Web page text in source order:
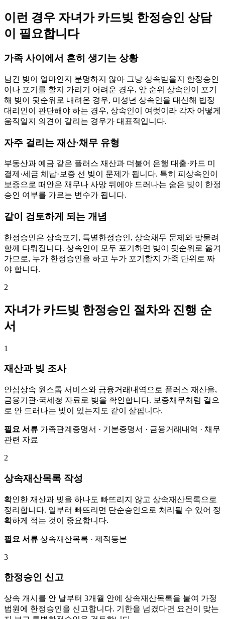
이런 경우 자녀가 카드빚 한정승인 상담
이 필요합니다
가족 사이에서 흔히 생기는 상황
남긴 빚이 얼마인지 분명하지 않아 그냥 상속받을지 한정승인
이나 포기를 할지 가리기 어려운 경우, 앞 순위 상속인이 포기
해 빚이 뒷순위로 내려온 경우, 미성년 상속인을 대신해 법정
대리인이 판단해야 하는 경우, 상속인이 여럿이라 각자 어떻게
움직일지 의견이 갈리는 경우가 대표적입니다.
자주 걸리는 재산·채무 유형
부동산과 예금 같은 플러스 재산과 더불어 은행 대출·카드 미
결제·세금 체납·보증 선 빚이 문제가 됩니다. 특히 피상속인이
보증으로 떠안은 채무나 사망 뒤에야 드러나는 숨은 빚이 한정
승인 여부를 가르는 변수가 됩니다.
같이 검토하게 되는 개념
한정승인은 상속포기, 특별한정승인, 상속채무 문제와 맞물려
함께 다뤄집니다. 상속인이 모두 포기하면 빚이 뒷순위로 옮겨
가므로, 누가 한정승인을 하고 누가 포기할지 가족 단위로 짜
야 합니다.
2
자녀가 카드빚 한정승인 절차와 진행 순
서
1
재산과 빚 조사
안심상속 원스톱 서비스와 금융거래내역으로 플러스 재산을,
금융기관·국세청 자료로 빚을 확인합니다. 보증채무처럼 겉으
로 안 드러나는 빚이 있는지도 같이 살핍니다.
필요 서류 가족관계증명서 · 기본증명서 · 금융거래내역 · 채무
관련 자료
2
상속재산목록 작성
확인한 재산과 빚을 하나도 빠뜨리지 않고 상속재산목록으로
정리합니다. 일부러 빠뜨리면 단순승인으로 처리될 수 있어 정
확하게 적는 것이 중요합니다.
필요 서류 상속재산목록 · 제적등본
3
한정승인 신고
상속 개시를 안 날부터 3개월 안에 상속재산목록을 붙여 가정
법원에 한정승인을 신고합니다. 기한을 넘겼다면 요건이 맞는